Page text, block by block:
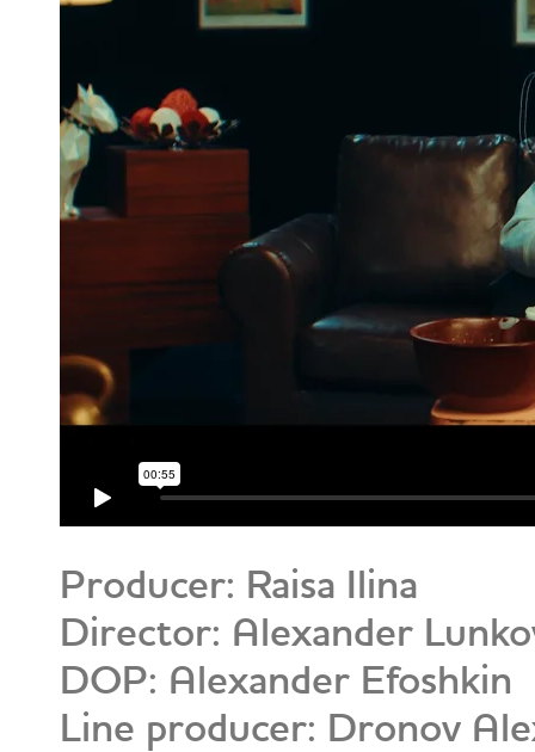
Producer: Raisa Ilina
Director: Alexander
DOP: Alexander Efoshkin
Line producer: Dronov